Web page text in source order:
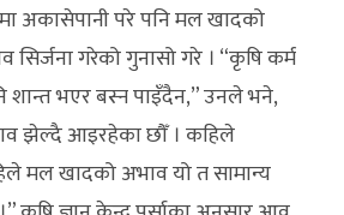
अकासेपानी परे पनि मल खादको
सिर्जना गरेको गुनासो गरे । “कृषि कर्म
शान्त भएर बस्न पाइँदैन,” उनले भने,
झेल्दै आइरहेका छौँ । कहिले
मल खादको अभाव यो त सामान्य